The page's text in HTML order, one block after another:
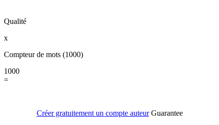
Qualité
x
Compteur de mots (1000)
1000
=
Créer gratuitement un compte auteur Guarantee